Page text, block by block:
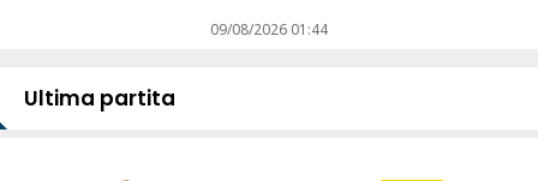
09/08/2026 01:44
Ultima partita